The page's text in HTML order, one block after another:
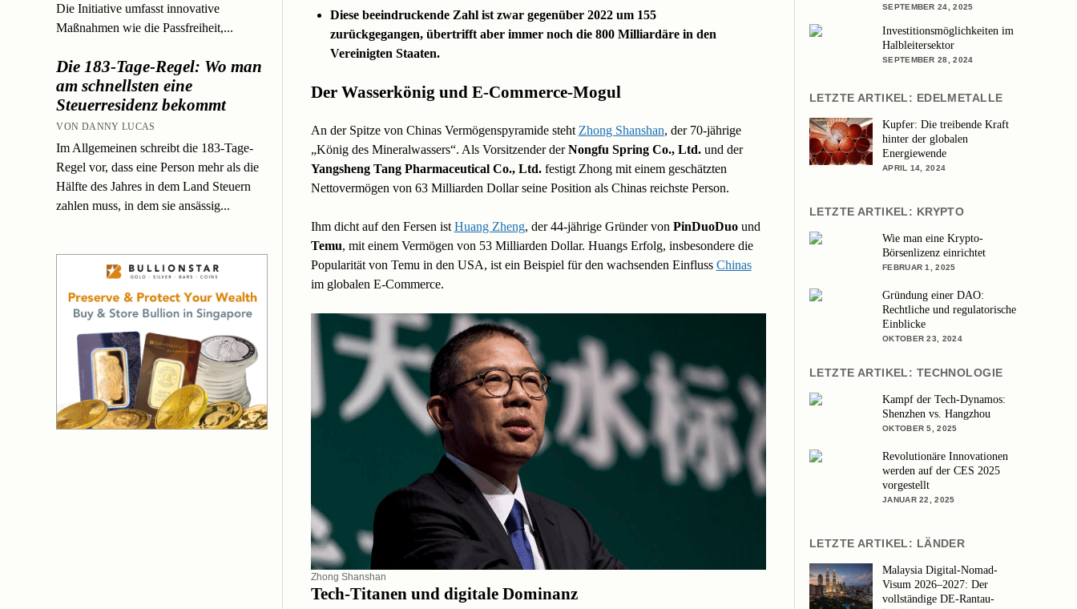
Die Initiative umfasst innovative
Maßnahmen wie die Passfreiheit,...
Die 183-Tage-Regel: Wo man
am schnellsten eine
Steuerresidenz bekommt
VON DANNY LUCAS
Im Allgemeinen schreibt die 183-Tage-
Regel vor, dass eine Person mehr als die
Hälfte des Jahres in dem Land Steuern
zahlen muss, in dem sie ansässig...
Diese beeindruckende Zahl ist zwar gegenüber 2022 um 155
zurückgegangen, übertrifft aber immer noch die 800 Milliardäre in den
Vereinigten Staaten.
Der Wasserkönig und E-Commerce-Mogul
An der Spitze von Chinas Vermögenspyramide steht Zhong Shanshan, der 70-jährige
„König des Mineralwassers“. Als Vorsitzender derNongfu Spring Co., Ltd.und der
Yangsheng Tang Pharmaceutical Co., Ltd.festigt Zhong mit einem geschätzten
Nettovermögen von 63 Milliarden Dollar seine Position als Chinas reichste Person.
Ihm dicht auf den Fersen ist Huang Zheng, der 44-jährige Gründer von PinDuoDuound
Temu, mit einem Vermögen von 53 Milliarden Dollar. Huangs Erfolg, insbesondere die
Popularität von Temu in den USA, ist ein Beispiel für den wachsenden Einfluss Chinas
im globalen E-Commerce.
Zhong Shanshan
Tech-Titanen und digitale Dominanz
SEPTEMBER 24, 2025
Investitionsmöglichkeiten im
Halbleitersektor
SEPTEMBER 28, 2024
LETZTE ARTIKEL: EDELMETALLE
Kupfer: Die treibende Kraft
hinter der globalen
Energiewende
APRIL 14, 2024
LETZTE ARTIKEL: KRYPTO
Wie man eine Krypto-
Börsenlizenz einrichtet
FEBRUAR 1, 2025
Gründung einer DAO:
Rechtliche und regulatorische
Einblicke
OKTOBER 23, 2024
LETZTE ARTIKEL: TECHNOLOGIE
Kampf der Tech-Dynamos:
Shenzhen vs. Hangzhou
OKTOBER 5, 2025
Revolutionäre Innovationen
werden auf der CES 2025
vorgestellt
JANUAR 22, 2025
LETZTE ARTIKEL: LÄNDER
Malaysia Digital-Nomad-
Visum 2026–2027: Der
vollständige DE-Rantau-